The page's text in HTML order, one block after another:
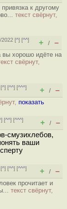
к другому
текст свёрнут,
2022 [^] [^^]
+ / –
вы хорошо идёте на
свёрнут,
^] [^^] [^^^]
+ / –
показать
] [^^] [^^^]
+ / –
смузихлебов,
ваши
^] [^^] [^^^]
+ / –
прочитает и
текст свёрнут,